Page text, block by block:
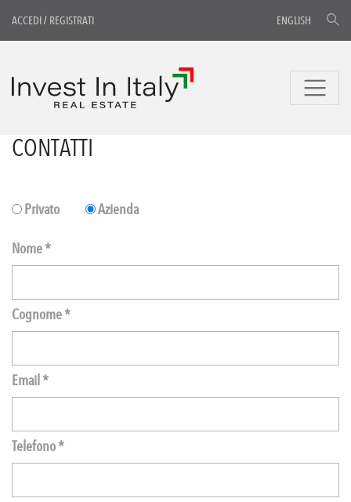
ACCEDI/ REGISTRATI ENGLISH
CONTATTI
Privato Azienda
Nome *
Cognome *
Email *
Telefono *